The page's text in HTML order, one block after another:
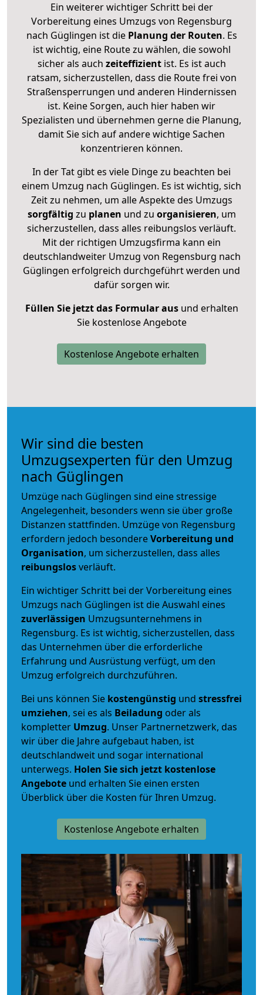
Ein weiterer wichtiger Schritt bei der
Vorbereitung eines Umzugs von Regensburg
nach Güglingen ist diePlanung der Routen. Es
ist wichtig, eine Route zu wählen, die sowohl
sicher als auch zeiteffizientist. Es ist auch
ratsam, sicherzustellen, dass die Route frei von
Straßensperrungen und anderen Hindernissen
ist. Keine Sorgen, auch hier haben wir
Spezialisten und übernehmen gerne die Planung,
damit Sie sich auf andere wichtige Sachen
konzentrieren können.
In der Tat gibt es viele Dinge zu beachten bei
einem Umzug nach Güglingen. Es ist wichtig, sich
Zeit zu nehmen, um alle Aspekte des Umzugs
sorgfältig zu planen und zu organisieren, um
sicherzustellen, dass alles reibungslos verläuft.
Mit der richtigen Umzugsfirma kann ein
deutschlandweiter Umzug von Regensburg nach
Güglingen erfolgreich durchgeführt werden und
dafür sorgen wir.
Füllen Sie jetzt das Formular ausund erhalten
Sie kostenlose Angebote
Kostenlose Angebote erhalten
Wir sind die besten
Umzugsexperten für den Umzug
nach Güglingen
Umzüge nach Güglingen sind eine stressige
Angelegenheit, besonders wenn sie über große
Distanzen stattfinden. Umzüge von Regensburg
erfordern jedoch besondereVorbereitung und
Organisation, um sicherzustellen, dass alles
reibungslosverläuft.
Ein wichtiger Schritt bei der Vorbereitung eines
Umzugs nach Güglingen ist die Auswahl eines
zuverlässigen Umzugsunternehmens in
Regensburg. Es ist wichtig, sicherzustellen, dass
das Unternehmen über die erforderliche
Erfahrung und Ausrüstung verfügt, um den
Umzug erfolgreich durchzuführen.
Bei uns können Sie kostengünstig und stressfrei
umziehen, sei es als Beiladung oder als
kompletter Umzug. Unser Partnernetzwerk, das
wir über die Jahre aufgebaut haben, ist
deutschlandweit und sogar international
unterwegs. Holen Sie sich jetzt kostenlose
Angebote und erhalten Sie einen ersten
Überblick über die Kosten für Ihren Umzug.
Kostenlose Angebote erhalten